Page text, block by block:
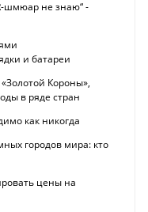
шмюар не знаю“ -
и батареи
Короны»,
в ряде стран
как никогда
городов мира: кто
цены на